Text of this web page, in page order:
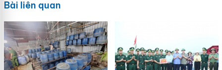
Bài liên quan